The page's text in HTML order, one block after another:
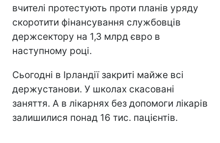
вчителі протестують проти планів уряду
скоротити фінансування службовців
держсектору на 1,3 млрд євро в
наступному році.
Сьогодні в Ірландії закриті майже всі
держустанови. У школах скасовані
заняття. А в лікарнях без допомоги лікарів
залишилися понад 16 тис. пацієнтів.